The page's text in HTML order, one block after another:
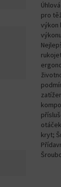
pro
výkon
kryt;